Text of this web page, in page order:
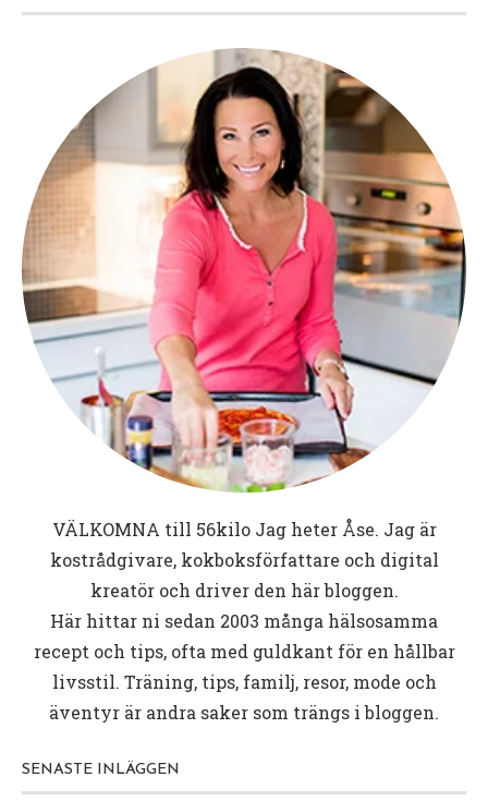
VÄLKOMNA till 56kiloJag heter Åse. Jag är
kostrådgivare, kokboksförfattare och digital
kreatör och driver den här bloggen.
Här hittar ni sedan 2003 många hälsosamma
recept och tips, ofta med guldkant för en hållbar
livsstil. Träning, tips, familj, resor, mode och
äventyr är andra saker som trängs i bloggen.
SENASTE INLÄGGEN